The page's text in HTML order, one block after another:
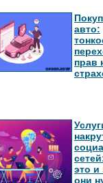
авто:
прав
это и
они